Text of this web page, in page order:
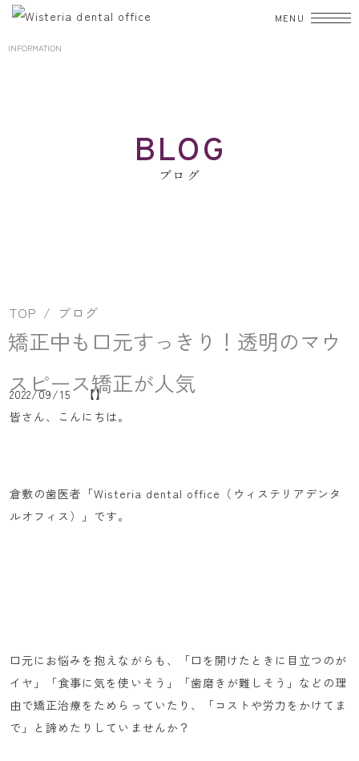
院内紹介
設備紹介
アクセス
お知らせ
INFORMATION
BLOG
ブログ
TOP ブログ
矯正中も口元すっきり！透明のマウ
スピース矯正が人気
2022/09/15 【】
皆さん、こんにちは。
倉敷の歯医者「Wisteria dental office（ウィステリアデンタ
ルオフィス）」です。
口元にお悩みを抱えながらも、「口を開けたときに目立つのが
イヤ」「食事に気を使いそう」「歯磨きが難しそう」などの理
由で矯正治療をためらっていたり、「コストや労力をかけてま
で」と諦めたりしていませんか？